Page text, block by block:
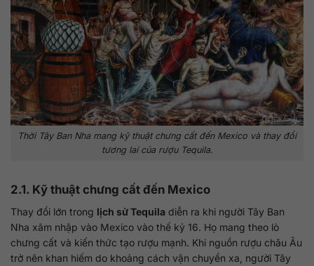
Thời Tây Ban Nha mang kỹ thuật chưng cất đến Mexico và thay đổi
tương lai của rượu Tequila.
2.1. Kỹ thuật chưng cất đến Mexico
Thay đổi lớn trong lịch sử Tequila diễn ra khi người Tây Ban
Nha xâm nhập vào Mexico vào thế kỷ 16. Họ mang theo lò
chưng cất và kiến thức tạo rượu mạnh. Khi nguồn rượu châu Âu
trở nên khan hiếm do khoảng cách vận chuyển xa, người Tây